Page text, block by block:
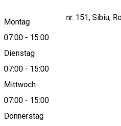
Montag
07:00 - 15:00
Dienstag
07:00 - 15:00
Mittwoch
07:00 - 15:00
Donnerstag
Calea Turnisorului nr. 151, Sibiu,
View on map